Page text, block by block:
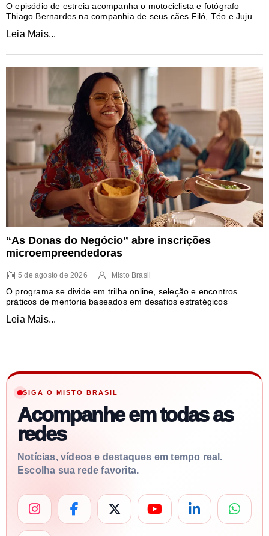
O episódio de estreia acompanha o motociclista e fotógrafo
Thiago Bernardes na companhia de seus cães Filó, Téo e Juju
Leia Mais...
“As Donas do Negócio” abre inscrições
microempreendedoras
5 de agosto de 2026 Misto Brasil
O programa se divide em trilha online, seleção e encontros
práticos de mentoria baseados em desafios estratégicos
Leia Mais...
SIGA O MISTO BRASIL
Acompanhe em todas as
redes
Notícias, vídeos e destaques em tempo real.
Escolha sua rede favorita.